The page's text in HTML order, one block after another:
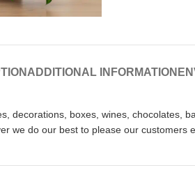
ADDITIONAL INFORMATION
decorations, boxes, wines, chocolates,
we do our best to please our customers